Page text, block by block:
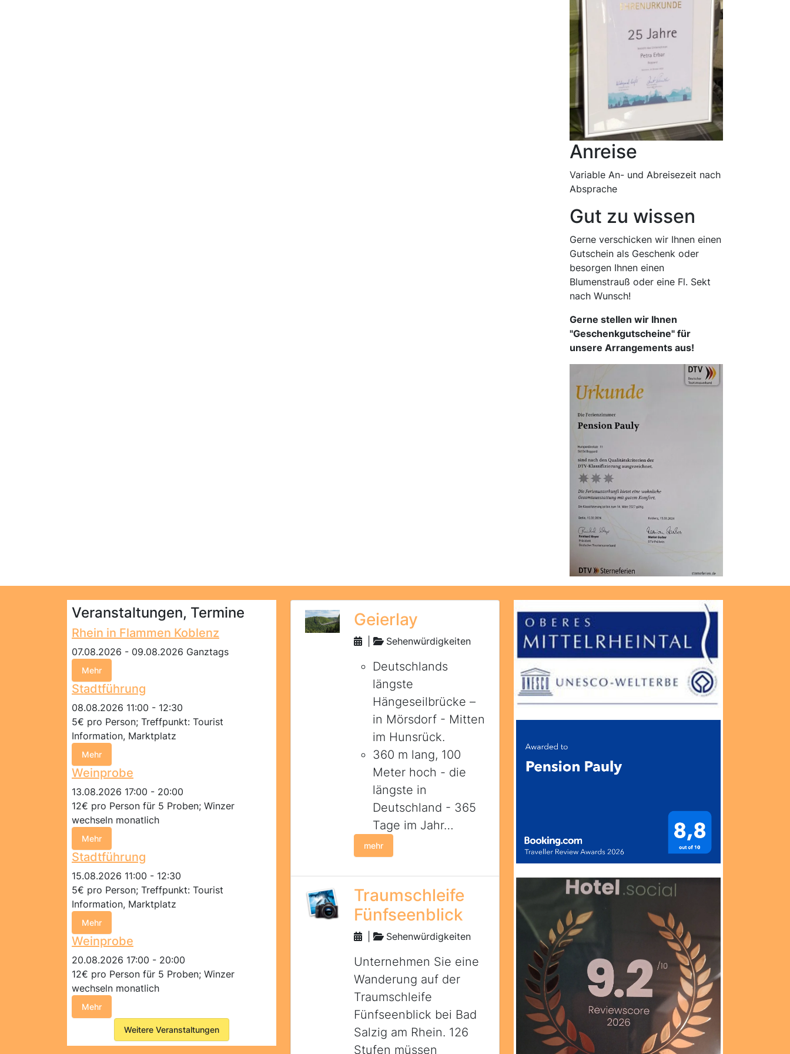
Anreise
Variable An- und Abreisezeit nach
Absprache
Gut zu wissen
Gerne verschicken wir Ihnen einen
Gutschein als Geschenk oder
besorgen Ihnen einen
Blumenstrauß oder eine Fl. Sekt
nach Wunsch!
Gerne stellen wir Ihnen
"Geschenkgutscheine" für
unsere Arrangements aus!
Veranstaltungen, Termine
Rhein in Flammen Koblenz
07.08.2026 - 09.08.2026 Ganztags
Mehr
Stadtführung
08.08.2026 11:00 - 12:30
5€ pro Person; Treffpunkt: Tourist
Information, Marktplatz
Mehr
Weinprobe
13.08.2026 17:00 - 20:00
12€ pro Person für 5 Proben; Winzer
wechseln monatlich
Mehr
Stadtführung
15.08.2026 11:00 - 12:30
5€ pro Person; Treffpunkt: Tourist
Information, Marktplatz
Mehr
Weinprobe
20.08.2026 17:00 - 20:00
12€ pro Person für 5 Proben; Winzer
wechseln monatlich
Mehr
Weitere Veranstaltungen
Geierlay
Sehenwürdigkeiten
Deutschlands
längste
Hängeseilbrücke –
in Mörsdorf - Mitten
im Hunsrück.
360 m lang, 100
Meter hoch - die
längste in
Deutschland - 365
Tage im Jahr…
mehr
Traumschleife
Fünfseenblick
Sehenwürdigkeiten
Unternehmen Sie eine
Wanderung auf der
Traumschleife
Fünfseenblick bei Bad
Salzig am Rhein. 126
Stufen müssen